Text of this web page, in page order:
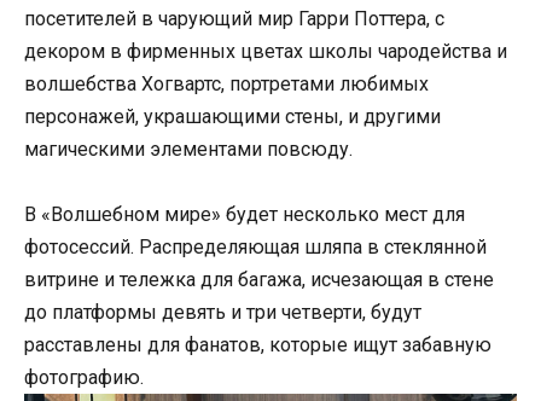
посетителей в чарующий мир Гарри Поттера, с
декором в фирменных цветах школы чародейства и
волшебства Хогвартс, портретами любимых
персонажей, украшающими стены, и другими
магическими элементами повсюду.
В «Волшебном мире» будет несколько мест для
фотосессий. Распределяющая шляпа в стеклянной
витрине и тележка для багажа, исчезающая в стене
до платформы девять и три четверти, будут
расставлены для фанатов, которые ищут забавную
фотографию.